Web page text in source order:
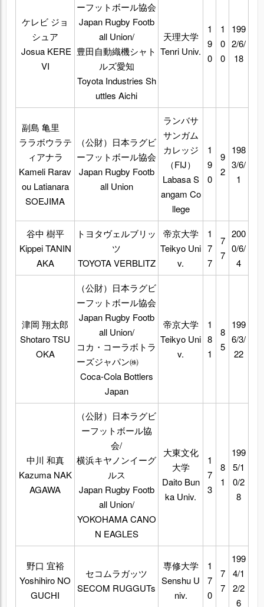
ケレビ ジョ
シュア
Josua KERE
VI
ーフットボール協会
Japan Rugby Footb
all Union/
豊田自動織機シャト
ルズ愛知
Toyota Industries Sh
uttles Aichi
天理大学
Tenri Univ.
1
9
0
1
0
0
199
2/6/
18
副島 亀里
ララボウラテ
ィアナラ
Kameli Rarav
ou Latianara
SOEJIMA
（公財）日本ラグビ
ーフットボール協会
Japan Rugby Footb
all Union
ランバサ
サンガム
カレッジ
（FIJ）
Labasa S
angam Co
llege
1
9
0
9
2
198
3/6/
1
谷中 樹平
Kippei TANIN
AKA
トヨタヴェルブリッ
ツ
TOYOTA VERBLITZ
帝京大学
Teikyo Uni
v.
1
7
7
7
7
200
0/6/
4
津岡 翔太郎
Shotaro TSU
OKA
（公財）日本ラグビ
ーフットボール協会
Japan Rugby Footb
all Union/
コカ・コーラボトラ
ーズジャパン㈱
Coca-Cola Bottlers
Japan
帝京大学
Teikyo Uni
v.
1
8
1
8
5
199
6/3/
22
中川 和真
Kazuma NAK
AGAWA
（公財）日本ラグビ
ーフットボール協
会/
横浜キヤノンイーグ
ルス
Japan Rugby Footb
all Union/
YOKOHAMA CANO
N EAGLES
大東文化
大学
Daito Bun
ka Univ.
1
7
3
8
1
199
5/1
0/2
8
野口 宜裕
Yoshihiro NO
GUCHI
セコムラガッツ
SECOM RUGGUTs
専修大学
Senshu U
niv.
1
7
0
7
7
199
4/1
2/2
6